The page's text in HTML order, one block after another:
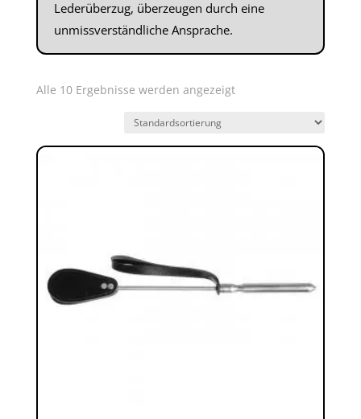
Lederüberzug, überzeugen durch eine
unmissverständliche Ansprache.
Alle 10 Ergebnisse werden angezeigt